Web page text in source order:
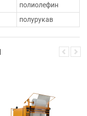
полиолефин
полурукав